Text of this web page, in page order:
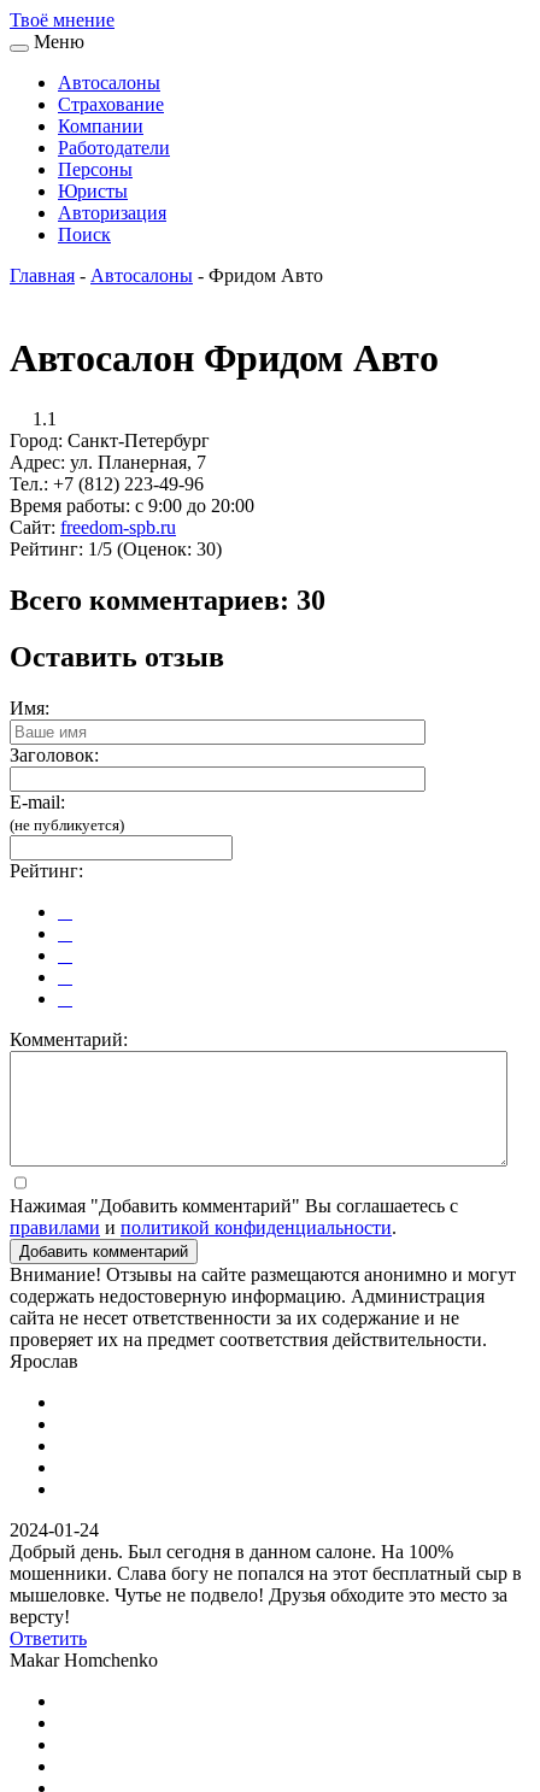
Твоё мнение
Меню
Автосалоны
Страхование
Компании
Работодатели
Персоны
Юристы
Авторизация
Поиск
Главная - Автосалоны - Фридом Авто
Автосалон Фридом Авто
1.1
Город: Санкт-Петербург
Адрес: ул. Планерная, 7
Тел.: +7 (812) 223-49-96
Время работы: с 9:00 до 20:00
Сайт: freedom-spb.ru
Рейтинг: 1/5 (Оценок: 30)
Всего комментариев: 30
Оставить отзыв
Имя:
Заголовок:
E-mail:
(не публикуется)
Рейтинг:
Комментарий:
Нажимая "Добавить комментарий" Вы соглашаетесь с
правилами и политикой конфиденциальности.
Добавить комментарий
Внимание! Отзывы на сайте размещаются анонимно и могут
содержать недостоверную информацию. Администрация
сайта не несет ответственности за их содержание и не
проверяет их на предмет соответствия действительности.
Ярослав
2024-01-24
Добрый день. Был сегодня в данном салоне. На 100%
мошенники. Слава богу не попался на этот бесплатный сыр в
мышеловке. Чутье не подвело! Друзья обходите это место за
версту!
Ответить
Makar Homchenko